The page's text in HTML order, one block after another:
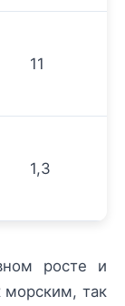
11
1,3
росте и
морским, так